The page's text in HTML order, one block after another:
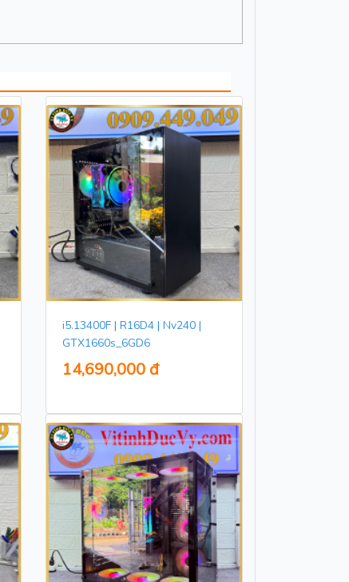
i5.13400F | R16D4 | Nv240 |
GTX1660s_6GD6
14,690,000 đ